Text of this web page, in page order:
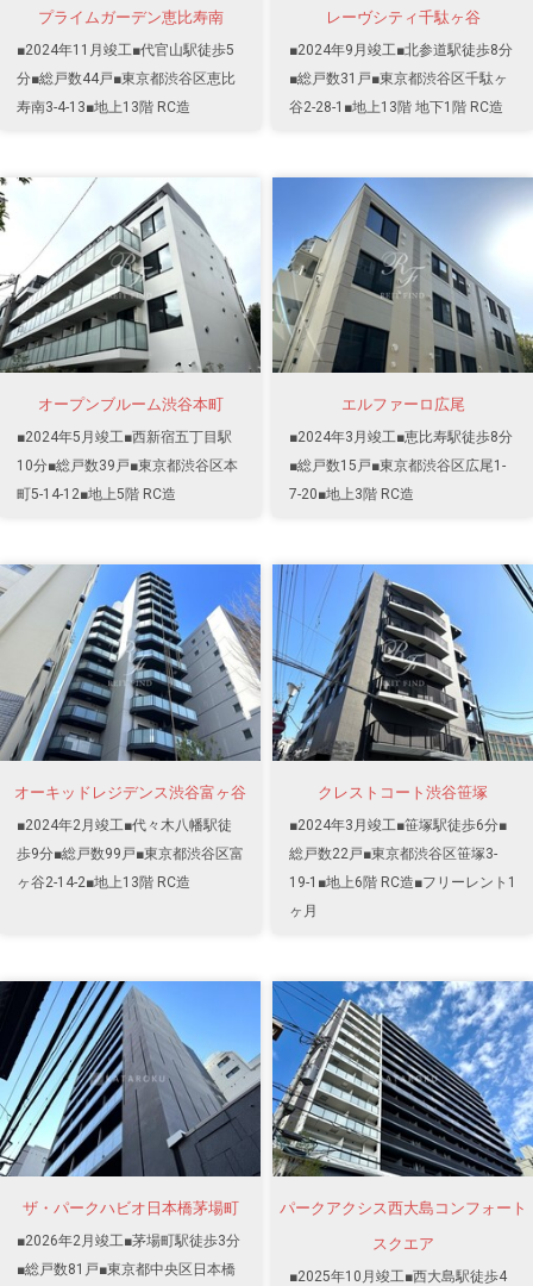
プライムガーデン恵比寿南
■2024年11月竣工■代官山駅徒歩5
分■総戸数44戸■東京都渋谷区恵比
寿南3-4-13■地上13階 RC造
レーヴシティ千駄ヶ谷
■2024年9月竣工■北参道駅徒歩8分
■総戸数31戸■東京都渋谷区千駄ヶ
谷2-28-1■地上13階 地下1階 RC造
オープンブルーム渋谷本町
■2024年5月竣工■西新宿五丁目駅
10分■総戸数39戸■東京都渋谷区本
町5-14-12■地上5階 RC造
エルファーロ広尾
■2024年3月竣工■恵比寿駅徒歩8分
■総戸数15戸■東京都渋谷区広尾1-
7-20■地上3階 RC造
オーキッドレジデンス渋谷富ヶ谷
■2024年2月竣工■代々木八幡駅徒
歩9分■総戸数99戸■東京都渋谷区富
ヶ谷2-14-2■地上13階 RC造
クレストコート渋谷笹塚
■2024年3月竣工■笹塚駅徒歩6分■
総戸数22戸■東京都渋谷区笹塚3-
19-1■地上6階 RC造■フリーレント1
ヶ月
ザ・パークハビオ日本橋茅場町
■2026年2月竣工■茅場町駅徒歩3分
■総戸数81戸■東京都中央区日本橋
パークアクシス西大島コンフォート
スクエア
■2025年10月竣工■西大島駅徒歩4